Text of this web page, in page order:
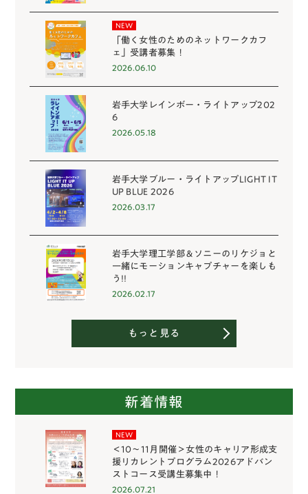
NEW
「働く女性のためのネットワークカフ
ェ」受講者募集！
2026.06.10
岩手大学レインボー・ライトアップ202
6
2026.05.18
岩手大学ブルー・ライトアップLIGHT IT
UP BLUE 2026
2026.03.17
岩手大学理工学部＆ソニーのリケジョと
一緒にモーションキャプチャーを楽しも
う!!
2026.02.17
もっと見る
新着情報
NEW
＜10～11月開催＞女性のキャリア形成支
援リカレントプログラム2026アドバン
ストコース受講生募集中！
2026.07.21